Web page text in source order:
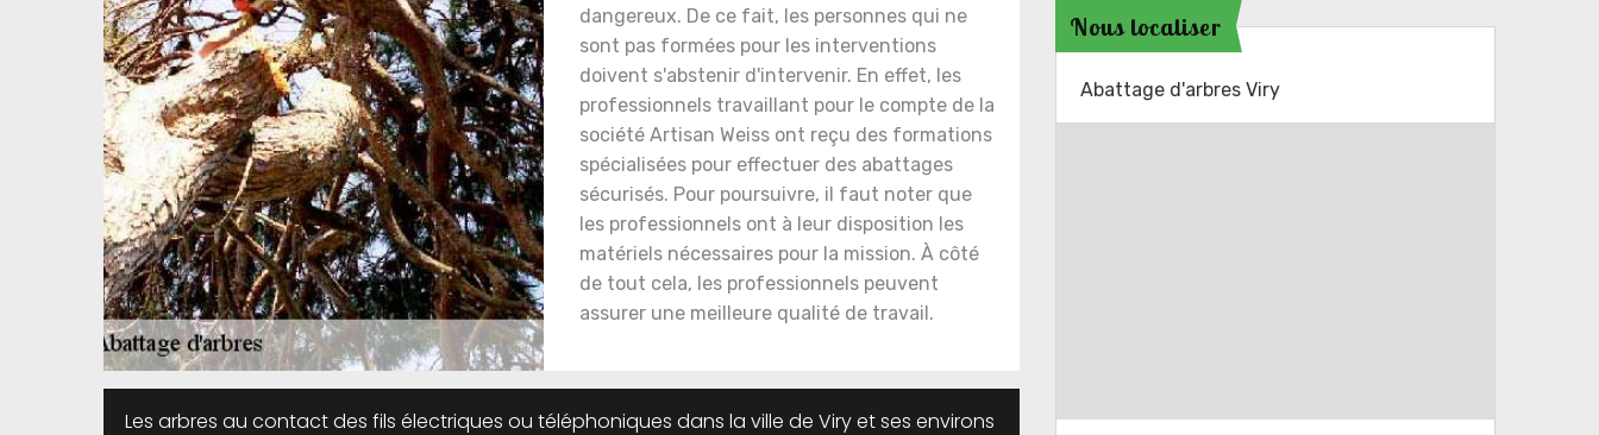
dangereux. De ce fait, les personnes qui ne
sont pas formées pour les interventions
doivent s'abstenir d'intervenir. En effet, les
professionnels travaillant pour le compte de la
société Artisan Weiss ont reçu des formations
spécialisées pour effectuer des abattages
sécurisés. Pour poursuivre, il faut noter que
les professionnels ont à leur disposition les
matériels nécessaires pour la mission. À côté
de tout cela, les professionnels peuvent
assurer une meilleure qualité de travail.
Les arbres au contact des fils électriques ou téléphoniques dans la ville de Viry et ses environs
Nous localiser
Abattage d'arbres Viry